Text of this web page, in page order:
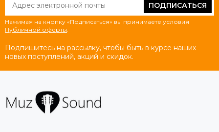
ПОДПИСАТЬСЯ
Нажимая на кнопку «Подписаться» вы принимаете условия
Публичной оферты
Подпишитесь на рассылку, чтобы быть в курсе наших
новых поступлений, акций и скидок.